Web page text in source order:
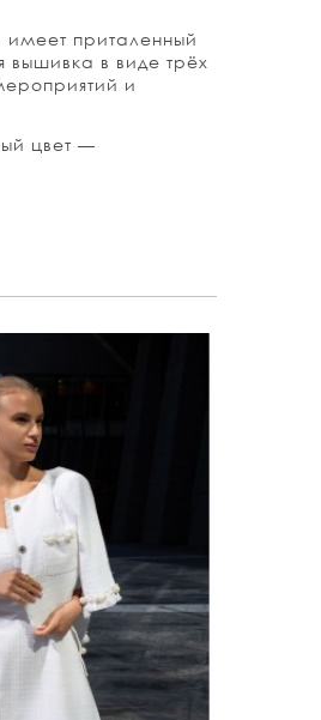
приталенный
в виде трёх
и
цвет —